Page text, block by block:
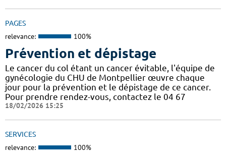
PAGES
relevance: 100%
Prévention et dépistage
Le cancer du col étant un cancer évitable, l'équipe de
gynécologie du CHU de Montpellier œuvre chaque
jour pour la prévention et le dépistage de ce cancer.
Pour prendre rendez-vous, contactez le 04 67
18/02/2026 15:25
SERVICES
relevance: 100%